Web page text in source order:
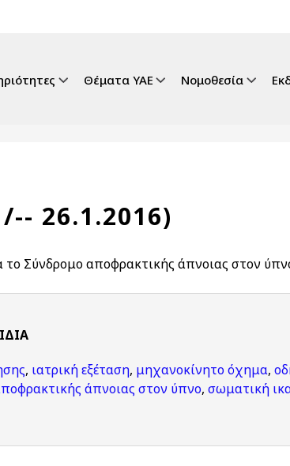
Θέματα ΥΑΕ Νομοθεσία
26.1.2016)
το Σύνδρομο αποφρακτικής άπνοιας στον
, ιατρική εξέταση, μηχανοκίνητο όχημα,
άπνοιας στον ύπνο, σωματική